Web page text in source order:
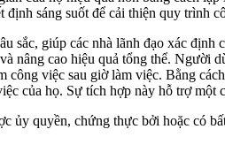
sáng suốt để cải thiện quy trình
giúp các nhà lãnh đạo xác
nâng cao hiệu quả tổng thể. Người
việc sau giờ làm việc. Bằng
của họ. Sự tích hợp này hỗ trợ một
ủy quyền, chứng thực bởi hoặc có